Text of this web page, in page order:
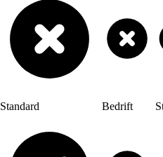
Standard Bedrift